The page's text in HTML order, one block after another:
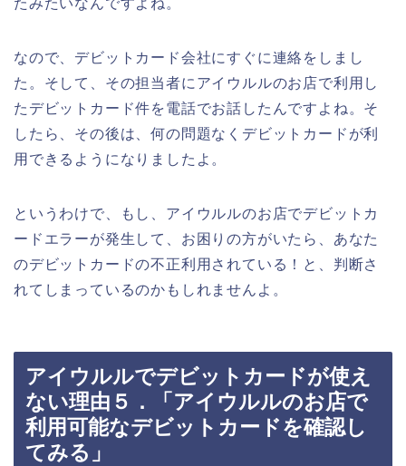
なので、デビットカード会社にすぐに連絡をしまし
た。そして、その担当者にアイウルルのお店で利用し
たデビットカード件を電話でお話したんですよね。そ
したら、その後は、何の問題なくデビットカードが利
用できるようになりましたよ。
というわけで、もし、アイウルルのお店でデビットカ
ードエラーが発生して、お困りの方がいたら、あなた
のデビットカードの不正利用されている！と、判断さ
れてしまっているのかもしれませんよ。
アイウルルでデビットカードが使え
ない理由５．「アイウルルのお店で
利用可能なデビットカードを確認し
てみる」